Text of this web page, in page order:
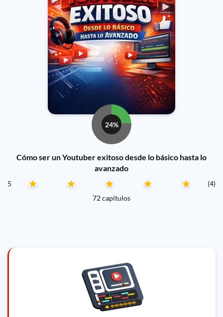
24%
Cómo ser un Youtuber exitoso desde lo básico hasta lo
avanzado
5
(4)
72 capítulos